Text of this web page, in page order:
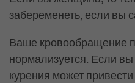
забеременеть, если вы
Ваше кровообращение
нормализуется. Если вы
курения может